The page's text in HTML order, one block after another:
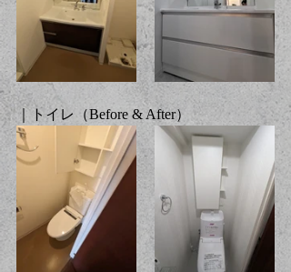
｜トイレ（Before & After）